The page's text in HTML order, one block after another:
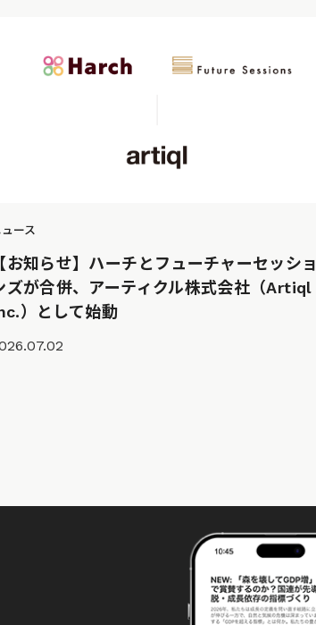
ース
【お知らせ】ハーチとフューチャーセッショ
ズが合併、アーティクル株式会社（Artiql
）として始動